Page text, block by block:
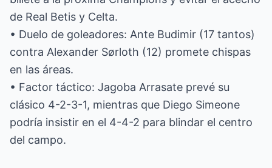
de Real Betis y Celta.
• Duelo de goleadores: Ante Budimir (17 tantos)
contra Alexander Sørloth (12) promete chispas
en las áreas.
• Factor táctico: Jagoba Arrasate prevé su
clásico 4-2-3-1, mientras que Diego Simeone
podría insistir en el 4-4-2 para blindar el centro
del campo.